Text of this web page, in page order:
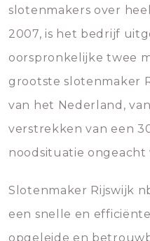
slotenmakers over
2007, is het bedrijf
oorspronkelijke twee
grootste slotenmaker
van het Nederland,
verstrekken van een
noodsituatie ongeacht
Slotenmaker Rijswijk
een snelle en
opgeleide en